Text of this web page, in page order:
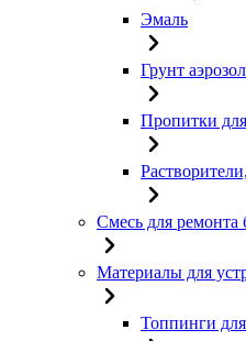
Эмаль
Грунт
Пропитки
Смесь для ремонта
Материалы для
Топпинги